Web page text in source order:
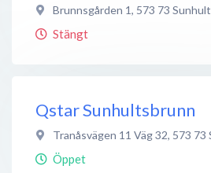
Brunnsgården 1, 573 73
Stängt
Qstar Sunhultsbrunn
Tranåsvägen 11 Väg 32, 573 73
Öppet